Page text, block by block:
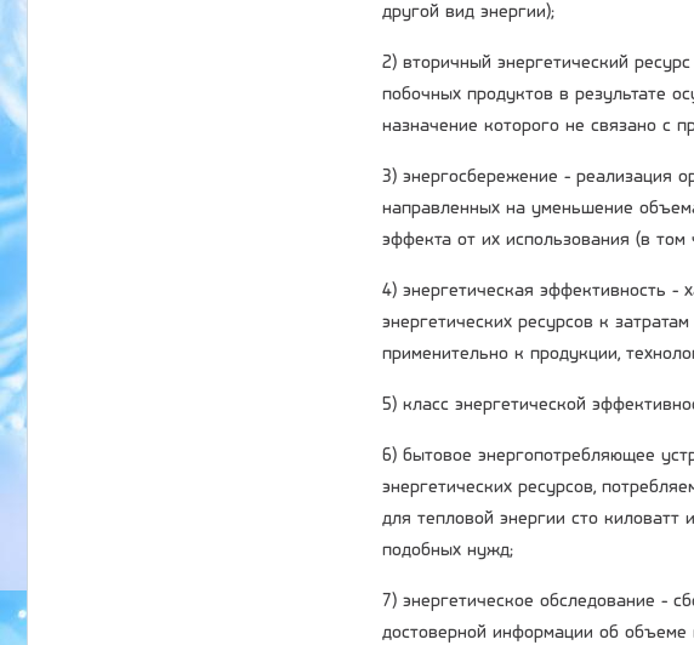
другой вид энергии);
2) вторичный энергетический
побочных продуктов в результате
назначение которого не связано с
3) энергосбережение - реализация
направленных на уменьшение
эффекта от их использования (в
4) энергетическая эффективность -
энергетических ресурсов к
применительно к продукции,
5) класс энергетической
6) бытовое энергопотребляющее
энергетических ресурсов,
для тепловой энергии сто
подобных нужд;
7) энергетическое обследование -
достоверной информации об объеме